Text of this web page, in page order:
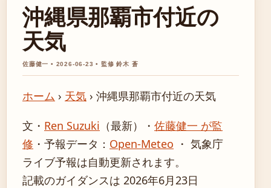
沖縄県那覇市付近の
天気
佐藤健一 • 2026-06-23 • 監修 鈴木 蒼
ホーム › 天気 › 沖縄県那覇市付近の天気
文・ Ren Suzuki （最新） ・ 佐藤健一 が監
修 ・ 予報データ： Open-Meteo ・ 気象庁
ライブ予報は自動更新されます。
記載のガイダンスは 2026年6月23日